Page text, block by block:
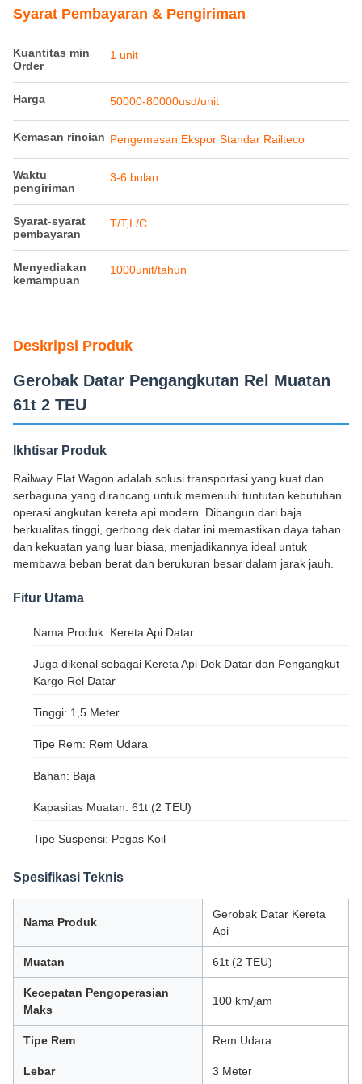
Syarat Pembayaran & Pengiriman
Kuantitas min
Order
1 unit
Harga 50000-80000usd/unit
Kemasan rincian Pengemasan Ekspor Standar Railteco
Waktu
pengiriman
3-6 bulan
Syarat-syarat
pembayaran
T/T,L/C
Menyediakan
kemampuan
1000unit/tahun
Deskripsi Produk
Gerobak Datar Pengangkutan Rel Muatan
61t 2 TEU
Ikhtisar Produk
Railway Flat Wagon adalah solusi transportasi yang kuat dan
serbaguna yang dirancang untuk memenuhi tuntutan kebutuhan
operasi angkutan kereta api modern. Dibangun dari baja
berkualitas tinggi, gerbong dek datar ini memastikan daya tahan
dan kekuatan yang luar biasa, menjadikannya ideal untuk
membawa beban berat dan berukuran besar dalam jarak jauh.
Fitur Utama
Nama Produk: Kereta Api Datar
Juga dikenal sebagai Kereta Api Dek Datar dan Pengangkut
Kargo Rel Datar
Tinggi: 1,5 Meter
Tipe Rem: Rem Udara
Bahan: Baja
Kapasitas Muatan: 61t (2 TEU)
Tipe Suspensi: Pegas Koil
Spesifikasi Teknis
Nama Produk
Gerobak Datar Kereta
Api
Muatan 61t (2 TEU)
Kecepatan Pengoperasian
Maks
100 km/jam
Tipe Rem Rem Udara
Lebar 3 Meter